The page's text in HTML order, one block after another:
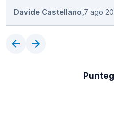
Davide Castellano,7 ago